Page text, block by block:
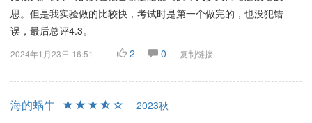
思。但是我实验做的比较快，考试时是第一个做完的，也没犯错
误，最后总评4.3。
2024年1月23日 16:51 2 0 复制链接
海的蜗牛
2023秋